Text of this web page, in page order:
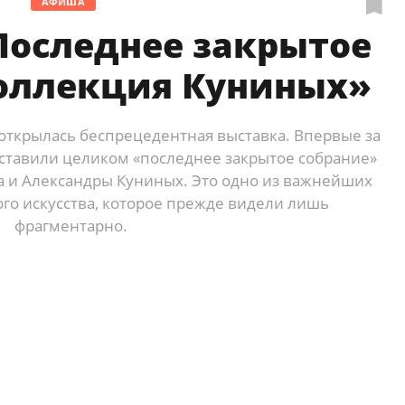
закрытое
Куниных»
беспрецедентная выставка. Впервые за
целиком «последнее закрытое собрание»
и Александры Куниных. Это одно из важнейших
искусства, которое прежде видели лишь
фрагментарно.